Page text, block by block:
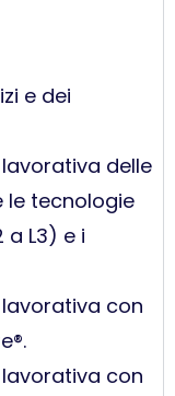
e dei
delle
le tecnologie
L3) e i
con
con